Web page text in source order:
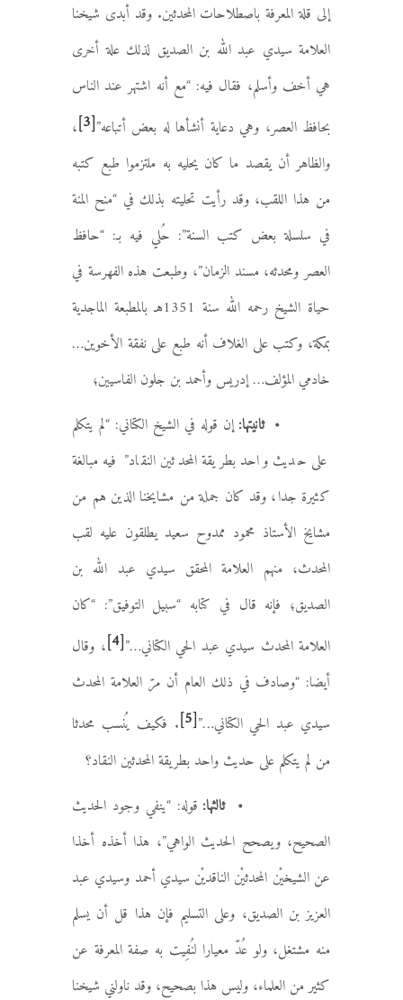
إلى قلة المعرفة باصطلاحات المحدثين. وقد أبدى شيخنا
العلامة سيدي عبد الله بن الصديق لذلك علة أخرى
هي أخف وأسلم، فقال فيه: “مع أنه اشتهر عند الناس
بحافظ العصر، وهي دعاية أنشأها له بعض أتباعه”[3] ،
والظاهر أن يقصد ما كان يحليه به ملتزموا طبع كتبه
من هذا اللقب، وقد رأيت تحليته بذلك في “منح المنة
في سلسلة بعض كتب السنة”: حُلي فيه بـ: “حافظ
العصر ومحدثه، مسند الزمان”، وطبعت هذه الفهرسة في
حياة الشيخ رحمه الله سنة 1351هـ بالمطبعة الماجدية
بمكة، وكتب على الغلاف أنه طبع على نفقة الأخوين…
خادمي المؤلف… إدريس وأحمد بن جلون الفاسيين؛
• ثانيتها:إن قوله في الشيخ الكتاني: “لم يتكلم
على حديث واحد بطريقة المحدثين النقاد” فيه مبالغة
كثيرة جدا، وقد كان جملة من مشايخنا الذين هم من
مشايخ الأستاذ محمود ممدوح سعيد يطلقون عليه لقب
المحدث، منهم العلامة المحقق سيدي عبد الله بن
الصديق؛ فإنه قال في كتابه “سبيل التوفيق”: “كان
العلامة المحدث سيدي عبد الحي الكتاني…”[4] ، وقال
أيضا: “وصادف في ذلك العام أن مرّ العلامة المحدث
سيدي عبد الحي الكتاني…”[5] . فكيف يُنسب محدثا
من لم يتكلم على حديث واحد بطريقة المحدثين النقاد؟
• ثالثها: قوله: “ينفي وجود الحديث
الصحيح، ويصحح الحديث الواهي”، هذا أخذه أخذا
عن الشيخيْن المحدثيْن الناقديْن سيدي أحمد وسيدي عبد
العزيز بن الصديق، وعلى التسليم فإن هذا قل أن يسلم
منه مشتغل، ولو عُدّ معيارا لنُفِيت به صفة المعرفة عن
كثير من العلماء، وليس هذا بصحيح، وقد ناولني شيخنا